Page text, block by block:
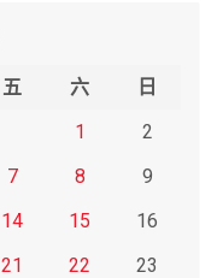
五 六
日
1
2
7 8
9
14 15
16
21 22
23